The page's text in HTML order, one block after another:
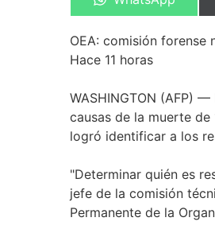
OEA: comisión
Hace 11 horas
WASHINGTON (AFP)
causas de la muerte de
logró identificar a los
"Determinar quién es
jefe de la comisión
Permanente de la